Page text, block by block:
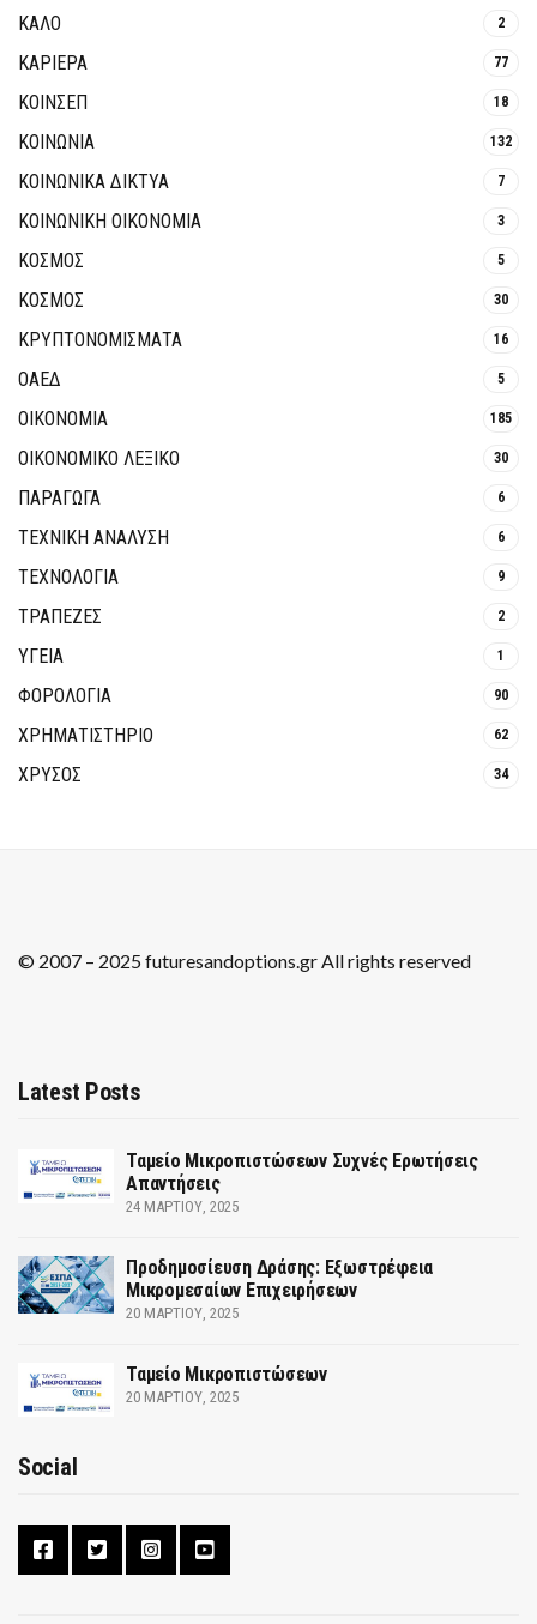
ΚΑΛΟ 2
ΚΑΡΙΕΡΑ 77
ΚΟΙΝΣΕΠ 18
ΚΟΙΝΩΝΙΑ 132
ΚΟΙΝΩΝΙΚΆ ΔΊΚΤΥΑ 7
ΚΟΙΝΩΝΙΚΉ ΟΙΚΟΝΟΜΊΑ 3
ΚΟΣΜΟΣ 5
ΚΟΣΜΟΣ 30
ΚΡΥΠΤΟΝΟΜΊΣΜΑΤΑ 16
ΟΑΕΔ 5
ΟΙΚΟΝΟΜΙΑ 185
ΟΙΚΟΝΟΜΙΚΟ ΛΕΞΙΚΟ 30
ΠΑΡΑΓΩΓΑ 6
ΤΕΧΝΙΚΗ ΑΝΑΛΥΣΗ 6
ΤΕΧΝΟΛΟΓΙΑ 9
ΤΡΆΠΕΖΕΣ 2
ΥΓΕΙΑ 1
ΦΟΡΟΛΟΓΙΑ 90
ΧΡΗΜΑΤΙΣΤΗΡΙΟ 62
ΧΡΥΣΟΣ 34
© 2007 – 2025 futuresandoptions.gr All rights reserved
Latest Posts
Ταμείο Μικροπιστώσεων Συχνές Ερωτήσεις
Απαντήσεις
24 ΜΑΡΤΊΟΥ, 2025
Προδημοσίευση Δράσης: Εξωστρέφεια
Μικρομεσαίων Επιχειρήσεων
20 ΜΑΡΤΊΟΥ, 2025
Ταμείο Μικροπιστώσεων
20 ΜΑΡΤΊΟΥ, 2025
Social